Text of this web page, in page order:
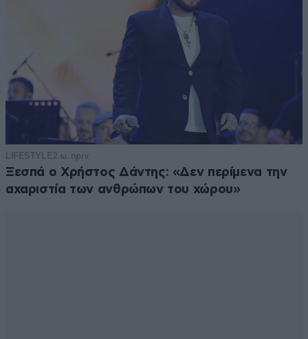
LIFESTYLE 2 ω. πριν
Ξεσπά ο Χρήστος Δάντης: «Δεν περίμενα την
αχαριστία των ανθρώπων του χώρου»